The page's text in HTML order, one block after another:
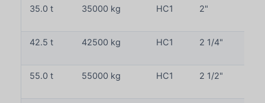
35.0 t 35000 kg HC1 2"
42.5 t 42500 kg HC1 2 1/4"
55.0 t 55000 kg HC1 2 1/2"